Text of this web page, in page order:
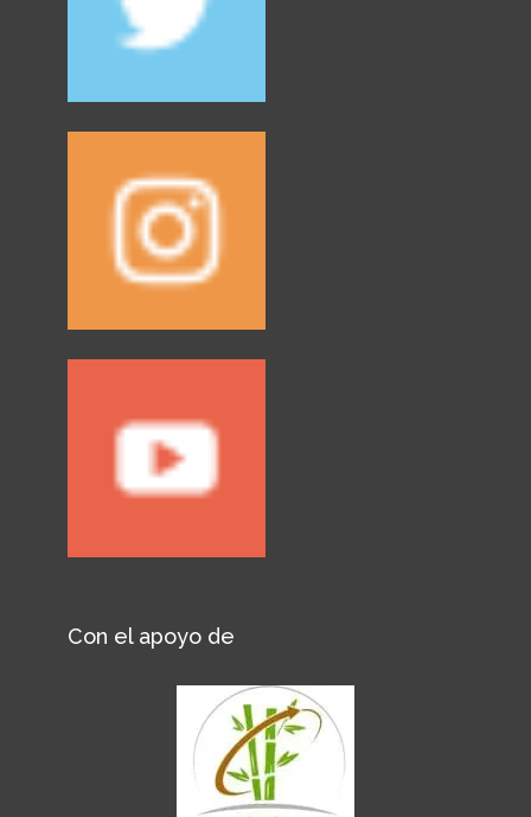
Con el apoyo de